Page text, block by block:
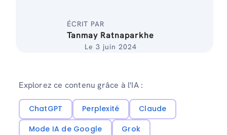
ÉCRIT PAR
Tanmay Ratnaparkhe
Le 3 juin 2024
Explorez ce contenu grâce à l'IA :
ChatGPT Perplexité
Claude
Mode IA de Google
Grok